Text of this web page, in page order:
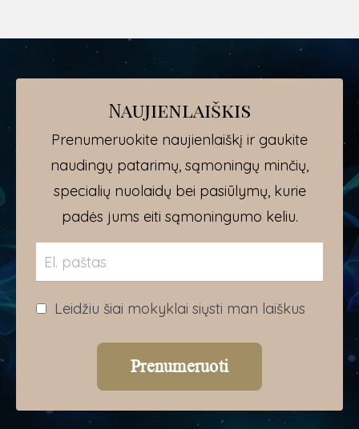
Naujienlaiškis
Prenumeruokite naujienlaiškį ir gaukite
naudingų patarimų, sąmoningų minčių,
specialių nuolaidų bei pasiūlymų, kurie
padės jums eiti sąmoningumo keliu.
Leidžiu šiai mokyklai siųsti man laiškus
Prenumeruoti